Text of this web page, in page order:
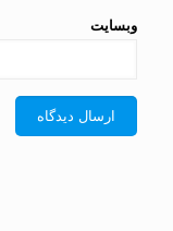
وبسایت